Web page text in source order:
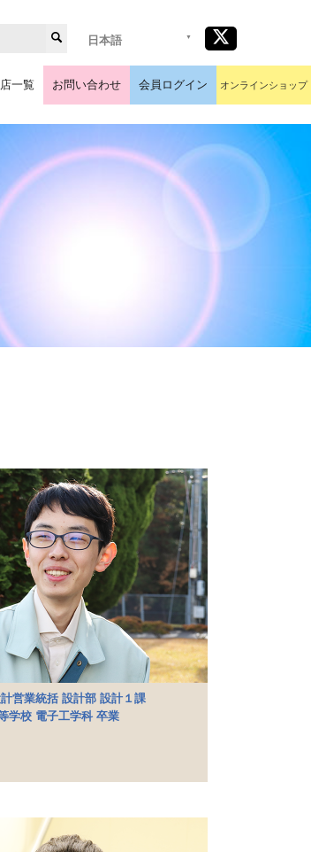
日本語
一覧 お問い合わせ 会員ログイン オンラインショップ
営業統括 設計部 設計１課
学校 電子工学科 卒業